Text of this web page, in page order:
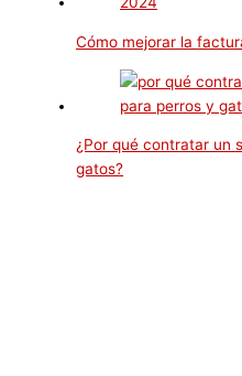
Cómo mejorar la
¿Por qué contratar un
gatos?